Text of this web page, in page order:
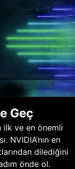
Geç
ilk ve en önemli
NVIDIA’nın en
dilediğini
önde ol.